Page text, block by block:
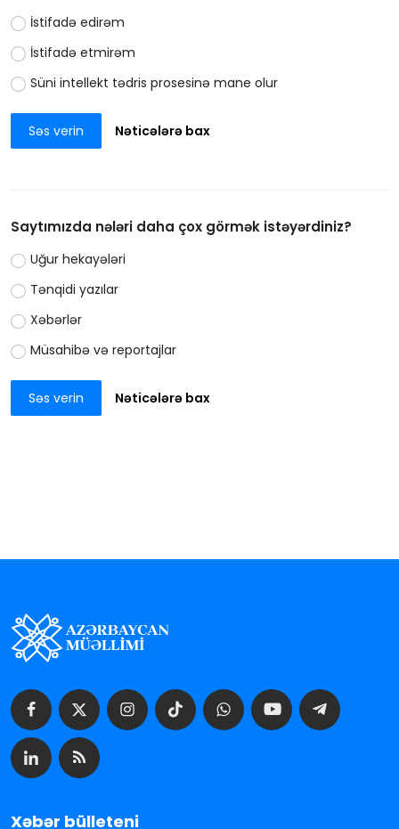
İstifadə edirəm
İstifadə etmirəm
Süni intellekt tədris prosesinə mane olur
Səs verin Nəticələrə bax
Saytımızda nələri daha çox görmək istəyərdiniz?
Uğur hekayələri
Tənqidi yazılar
Xəbərlər
Müsahibə və reportajlar
Səs verin Nəticələrə bax
Xəbər bülleteni